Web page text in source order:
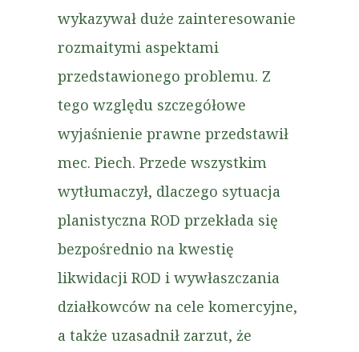
wykazywał duże zainteresowanie
rozmaitymi aspektami
przedstawionego problemu. Z
tego względu szczegółowe
wyjaśnienie prawne przedstawił
mec. Piech. Przede wszystkim
wytłumaczył, dlaczego sytuacja
planistyczna ROD przekłada się
bezpośrednio na kwestię
likwidacji ROD i wywłaszczania
działkowców na cele komercyjne,
a także uzasadnił zarzut, że